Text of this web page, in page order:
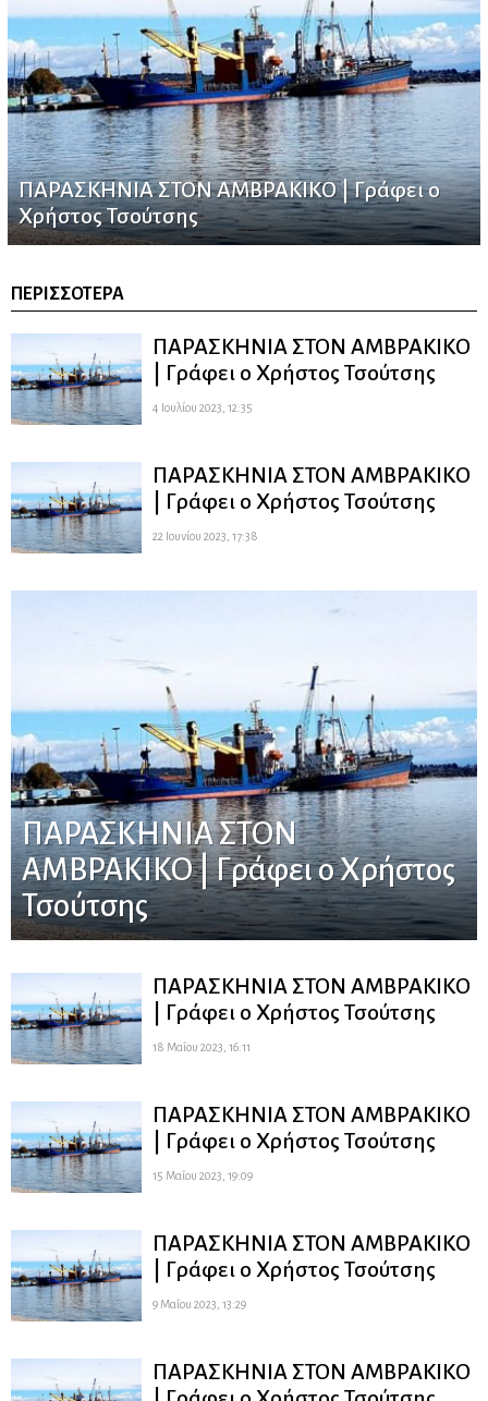
ΠΑΡΑΣΚΗΝΙΑ ΣΤΟΝ ΑΜΒΡΑΚΙΚΟ | Γράφει ο
Χρήστος Τσούτσης
ΠΕΡΙΣΣΌΤΕΡΑ
ΠΑΡΑΣΚΗΝΙΑ ΣΤΟΝ ΑΜΒΡΑΚΙΚΟ
| Γράφει ο Χρήστος Τσούτσης
4 Ιουλίου 2023, 12:35
ΠΑΡΑΣΚΗΝΙΑ ΣΤΟΝ ΑΜΒΡΑΚΙΚΟ
| Γράφει ο Χρήστος Τσούτσης
22 Ιουνίου 2023, 17:38
ΠΑΡΑΣΚΗΝΙΑ ΣΤΟΝ
ΑΜΒΡΑΚΙΚΟ | Γράφει ο Χρήστος
Τσούτσης
ΠΑΡΑΣΚΗΝΙΑ ΣΤΟΝ ΑΜΒΡΑΚΙΚΟ
| Γράφει ο Χρήστος Τσούτσης
18 Μαΐου 2023, 16:11
ΠΑΡΑΣΚΗΝΙΑ ΣΤΟΝ ΑΜΒΡΑΚΙΚΟ
| Γράφει ο Χρήστος Τσούτσης
15 Μαΐου 2023, 19:09
ΠΑΡΑΣΚΗΝΙΑ ΣΤΟΝ ΑΜΒΡΑΚΙΚΟ
| Γράφει ο Χρήστος Τσούτσης
9 Μαΐου 2023, 13:29
ΠΑΡΑΣΚΗΝΙΑ ΣΤΟΝ ΑΜΒΡΑΚΙΚΟ